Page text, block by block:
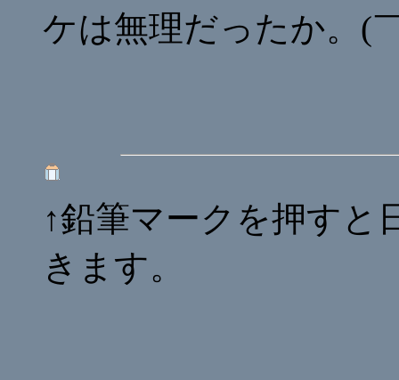
ケは無理だったか。(
↑鉛筆マークを押すと
きます。